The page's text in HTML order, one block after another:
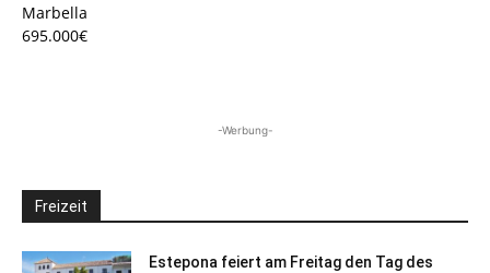
Marbella
695.000€
-Werbung-
Freizeit
Estepona feiert am Freitag den Tag des